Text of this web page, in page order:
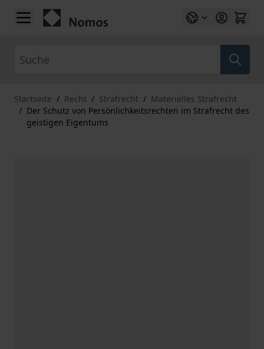
Zum Inhalt springen
Startseite / Recht / Strafrecht / Materielles Strafrecht
/ Der Schutz von Persönlichkeitsrechten im Strafrecht des
geistigen Eigentums